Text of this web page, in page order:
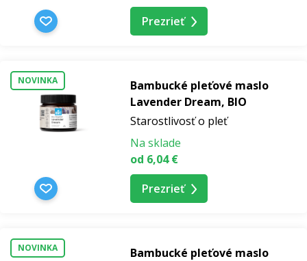
Prezrieť
NOVINKA
Bambucké pleťové maslo
Lavender Dream, BIO
Starostlivosť o pleť
Na sklade
od 6,04 €
Prezrieť
NOVINKA
Bambucké pleťové maslo